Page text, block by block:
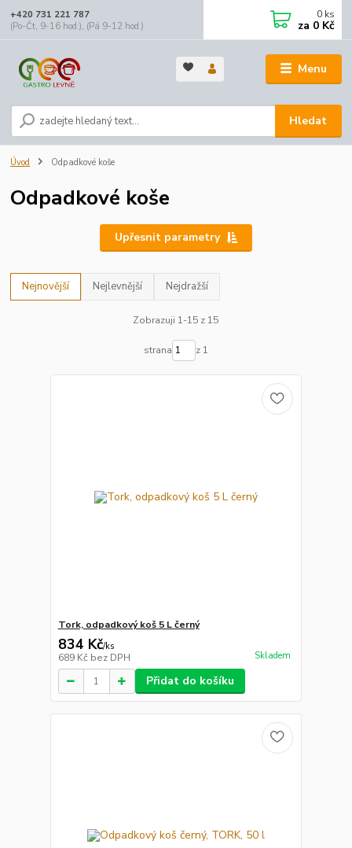
Menu
Hledat
+420 731 221 787
(Po-Čt, 9-16 hod.), (Pá 9-12 hod.)
0 ks
za 0 Kč
Úvod Odpadkové koše
Odpadkové koše
Upřesnit parametry
Nejnovější Nejlevnější Nejdražší
Zobrazuji 1-15 z 15
strana z 1
Tork, odpadkový koš 5 L černý
834 Kč/ks
689 Kč bez DPH Skladem
Přidat do košíku